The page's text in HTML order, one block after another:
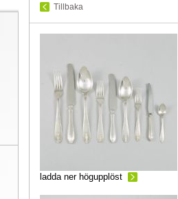
Tillbaka
ladda ner högupplöst